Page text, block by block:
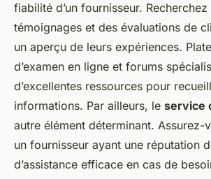
fiabilité d’un fournisseur. Recherchez
témoignages et des évaluations de
un aperçu de leurs expériences.
d’examen en ligne et forums
d’excellentes ressources pour
informations. Par ailleurs, le service
autre élément déterminant. Assurez-
un fournisseur ayant une réputation
d’assistance efficace en cas de